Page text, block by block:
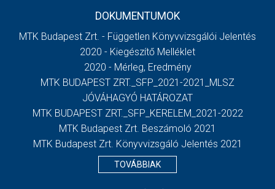
DOKUMENTUMOK
MTK Budapest Zrt. - Független Könyvvizsgálói Jelentés
2020 - Kiegészítő Melléklet
2020 - Mérleg, Eredmény
MTK BUDAPEST ZRT._SFP_2021-2021_MLSZ
JÓVÁHAGYÓ HATÁROZAT
MTK BUDAPEST ZRT._SFP_KERELEM_2021-2022
MTK Budapest Zrt. Beszámoló 2021
MTK Budapest Zrt. Könyvvizsgáló Jelentés 2021
TOVÁBBIAK